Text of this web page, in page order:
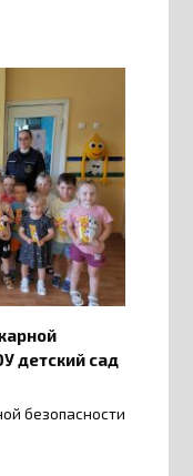
детский сад
безопасности